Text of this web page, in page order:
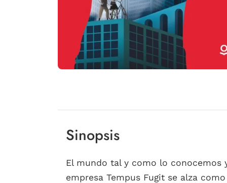
Sinopsis
El mundo tal y como lo conocemos
empresa Tempus Fugit se alza